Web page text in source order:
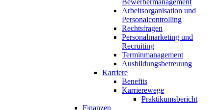
Bewerbermanagement
Arbeitsorganisation und
Personalcontrolling
Rechtsfragen
Personalmarketing und
Recruiting
Terminmanagement
Ausbildungsbetreuung
Karriere
Benefits
Karrierewege
Praktikumsbericht
Finanzen